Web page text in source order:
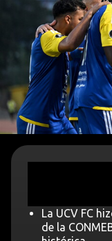
La UCV FC
de la